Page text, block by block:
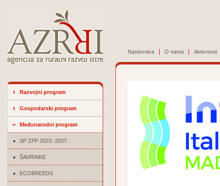
Naslovnica O nama Aktivnosti
Razvojni program
Gospodarski program
Međunarodni program
SP ZPP 2023.-2027.
ŠAVRINKE
ECOBREEDS